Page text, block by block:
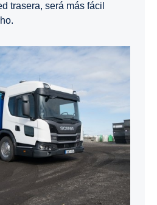
trasera, será más fácil